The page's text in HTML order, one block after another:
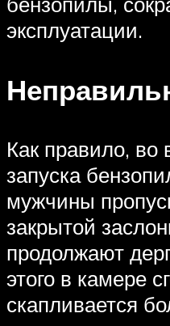
эксплуатации.
Как правило, во
запуска
мужчины
закрытой
продолжают
этого в камере
скапливается